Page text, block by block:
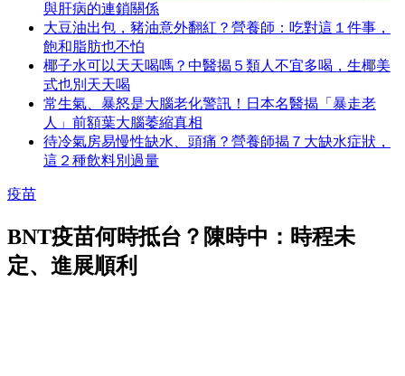
與肝病的連鎖關係
大豆油出包，豬油意外翻紅？營養師：吃對這１件事，
飽和脂肪也不怕
椰子水可以天天喝嗎？中醫揭５類人不宜多喝，生椰美
式也別天天喝
常生氣、暴怒是大腦老化警訊！日本名醫揭「暴走老
人」前額葉大腦萎縮真相
待冷氣房易慢性缺水、頭痛？營養師揭７大缺水症狀，
這２種飲料別過量
疫苗
BNT疫苗何時抵台？陳時中：時程未
定、進展順利